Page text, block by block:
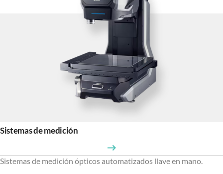
Sistemas de medición
Sistemas de medición ópticos automatizados llave en mano.